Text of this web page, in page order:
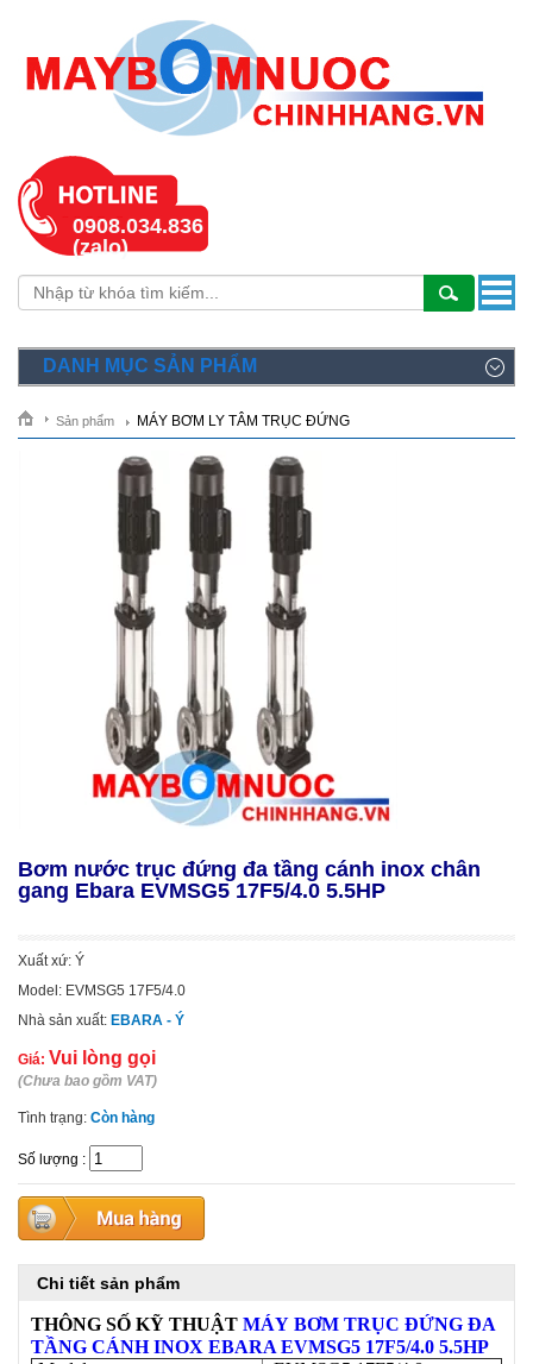
0908.034.836
(zalo)
DANH MỤC SẢN PHẨM
Sản phẩm MÁY BƠM LY TÂM TRỤC ĐỨNG
Bơm nước trục đứng đa tầng cánh inox chân
gang Ebara EVMSG5 17F5/4.0 5.5HP
Xuất xứ: Ý
Model: EVMSG5 17F5/4.0
Nhà sản xuất: EBARA - Ý
Giá: Vui lòng gọi
(Chưa bao gồm VAT)
Tình trạng: Còn hàng
Số lượng :
Chi tiết sản phẩm
THÔNG SỐ KỸ THUẬT MÁY BƠM TRỤC ĐỨNG ĐA
TẦNG CÁNH INOX EBARA EVMSG5 17F5/4.0 5.5HP